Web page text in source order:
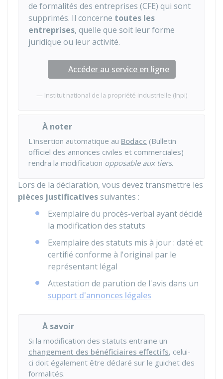
de formalités des entreprises (CFE) qui sont
supprimés. Il concerne toutes les
entreprises, quelle que soit leur forme
juridique ou leur activité.
Accéder au service en ligne
Institut national de la propriété industrielle (Inpi)
À noter
L'insertion automatique au Bodacc (Bulletin
officiel des annonces civiles et commerciales)
rendra la modification opposable aux tiers.
Lors de la déclaration, vous devez transmettre les
pièces justificativessuivantes :
Exemplaire du procès-verbal ayant décidé
la modification des statuts
Exemplaire des statuts mis à jour : daté et
certifié conforme à l'original par le
représentant légal
Attestation de parution de l'avis dans un
support d'annonces légales
À savoir
Si la modification des statuts entraine un
changement des bénéficiaires effectifs, celui-
ci doit également être déclaré sur le guichet des
formalités.